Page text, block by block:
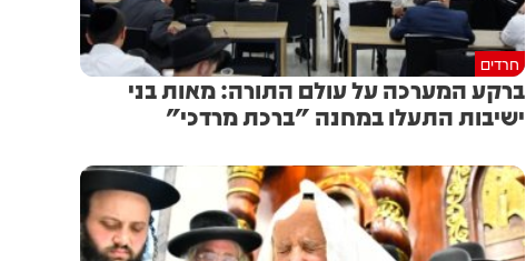
חרדים
ברקע המערכה על עולם התורה: מאות בני
ישיבות התעלו במחנה "ברכת מרדכי"